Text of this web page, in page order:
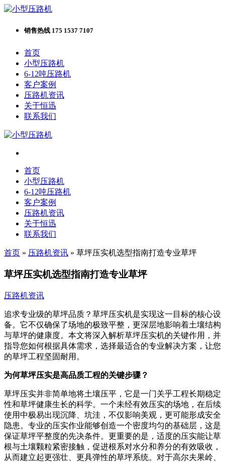
销售热线 175 1537 7107
首页
小型压路机
6-12吨压路机
客户案例
压路机资讯
关于恒迅
联系我们
首页
小型压路机
6-12吨压路机
客户案例
压路机资讯
关于恒迅
联系我们
首页 » 压路机资讯 » 草坪压实机选型指南打造专业草坪
草坪压实机选型指南打造专业草坪
压路机资讯
追求专业级的草坪品质？草坪压实机是实现这一目标的核心设
备。它不仅确保了场地的极致平整，更深层地影响着土壤结构
与草坪的健康度。本文将深入解析草坪压实机的关键作用，并
指导您如何根据具体需求，选择最适合的专业解决方案，让您
的草坪工程坚固耐用。
为何草坪压实是高品质工程的关键步骤？
草坪压实并非简单地将土壤压平，它是一门关乎工程长期稳定
性和草坪健康生长的科学。一个未经有效压实的场地，在后续
使用中极易出现沉降、坑洼，不仅影响美观，更可能形成安全
隐患。专业的压实作业能够创造一个密度均匀的基础层，这是
保证草坪平整度的先决条件。更重要的是，适度的压实能让草
根与土壤颗粒紧密接触，促进根系对水分和养分的有效吸收，
从而建立起更强壮、更具弹性的草坪系统。对于高尔夫果岭、